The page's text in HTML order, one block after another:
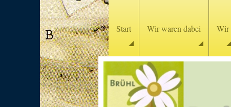
Start Wir waren dabei Wir